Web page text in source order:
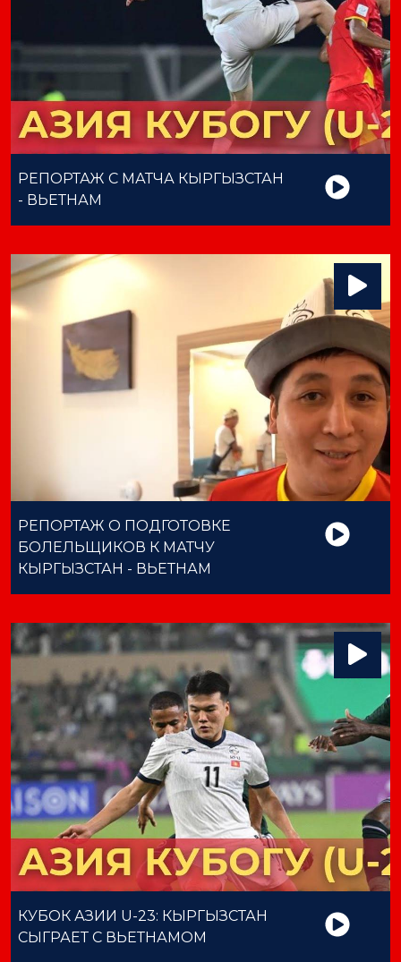
РЕПОРТАЖ С МАТЧА КЫРГЫЗСТАН
- ВЬЕТНАМ
РЕПОРТАЖ О ПОДГОТОВКЕ
БОЛЕЛЬЩИКОВ К МАТЧУ
КЫРГЫЗСТАН - ВЬЕТНАМ
КУБОК АЗИИ U-23: КЫРГЫЗСТАН
СЫГРАЕТ С ВЬЕТНАМОМ